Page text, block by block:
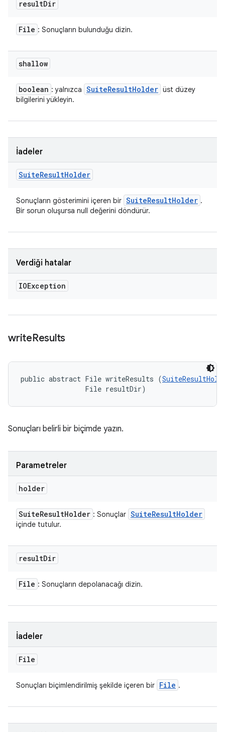
resultDir
File : Sonuçların bulunduğu dizin.
shallow
boolean : yalnızca SuiteResultHolder üst düzey
bilgilerini yükleyin.
İadeler
SuiteResultHolder
Sonuçların gösterimini içeren bir SuiteResultHolder .
Bir sorun oluşursa null değerini döndürür.
Verdiği hatalar
IOException
writeResults
public abstract File writeResults (
                File resultDir)
Sonuçları belirli bir biçimde yazın.
Parametreler
holder
SuiteResultHolder : Sonuçlar SuiteResultHolder
içinde tutulur.
resultDir
File : Sonuçların depolanacağı dizin.
İadeler
File
Sonuçları biçimlendirilmiş şekilde içeren bir File .